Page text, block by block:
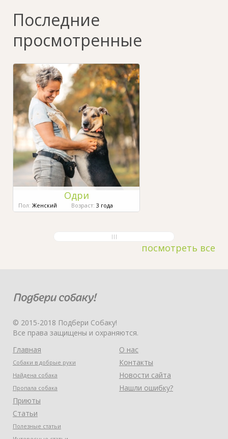
Последние
просмотренные
Одри
Пол: Женский Возраст: 3 года
посмотреть все
© 2015-2018 Подбери Собаку!
Все права защищены и охраняются.
Главная
Собаки в добрые руки
Найдена собака
Пропала собака
Приюты
Статьи
Полезные статьи
О нас
Контакты
Новости сайта
Нашли ошибку?